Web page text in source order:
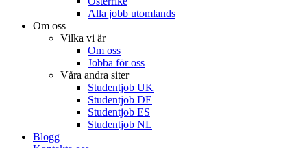
Alla jobb utomlands
Om oss
Vilka vi är
Om oss
Jobba för oss
Våra andra siter
Studentjob UK
Studentjob DE
Studentjob ES
Studentjob NL
Blogg